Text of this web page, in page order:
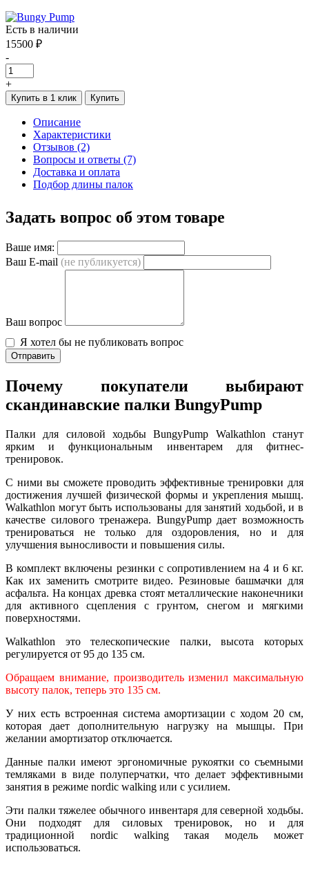
Есть в наличии
15500 ₽
-
+
Купить в 1 клик Купить
Описание
Характеристики
Отзывов (2)
Вопросы и ответы (7)
Доставка и оплата
Подбор длины палок
Задать вопрос об этом товаре
Ваше имя:
Ваш E-mail (не публикуется)
Ваш вопрос
Я хотел бы не публиковать вопрос
Отправить
Почему покупатели выбирают
скандинавские палки BungyPump
Палки для силовой ходьбы BungyPump Walkathlon станут
ярким и функциональным инвентарем для фитнес-
тренировок.
С ними вы сможете проводить эффективные тренировки для
достижения лучшей физической формы и укрепления мышц.
Walkathlon могут быть использованы для занятий ходьбой, и в
качестве силового тренажера. BungyPump дает возможность
тренироваться не только для оздоровления, но и для
улучшения выносливости и повышения силы.
В комплект включены резинки с сопротивлением на 4 и 6 кг.
Как их заменить смотрите видео. Резиновые башмачки для
асфальта. На концах древка стоят металлические наконечники
для активного сцепления с грунтом, снегом и мягкими
поверхностями.
Walkathlon это телескопические палки, высота которых
регулируется от 95 до 135 см.
Обращаем внимание, производитель изменил максимальную
высоту палок, теперь это 135 см.
У них есть встроенная система амортизации с ходом 20 см,
которая дает дополнительную нагрузку на мышцы. При
желании амортизатор отключается.
Данные палки имеют эргономичные рукоятки со съемными
темляками в виде полуперчатки, что делает эффективными
занятия в режиме nordic walking или с усилием.
Эти палки тяжелее обычного инвентаря для северной ходьбы.
Они подходят для силовых тренировок, но и для
традиционной nordic walking такая модель может
использоваться.